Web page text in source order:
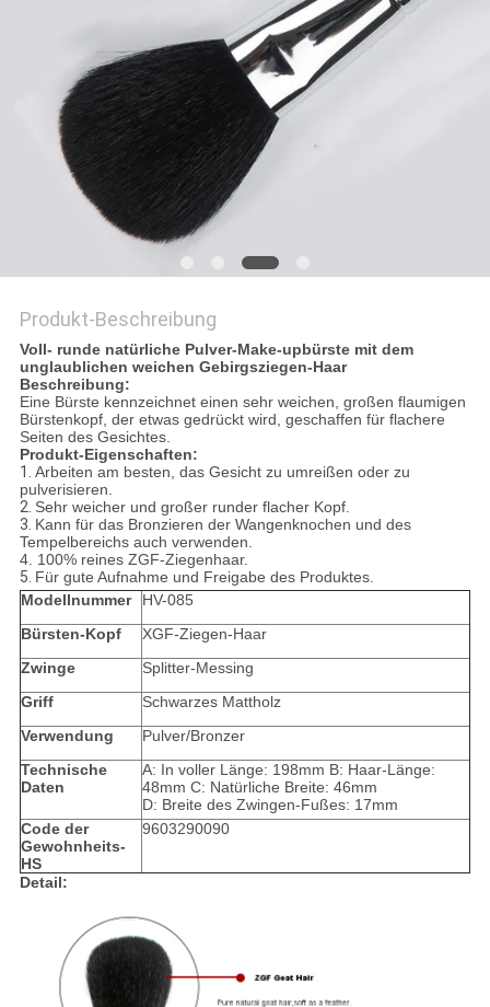
Produkt-Beschreibung
Voll- runde natürliche Pulver-Make-upbürste mit dem
unglaublichen weichen Gebirgsziegen-Haar
Beschreibung:
Eine Bürste kennzeichnet einen sehr weichen, großen flaumigen
Bürstenkopf, der etwas gedrückt wird, geschaffen für flachere
Seiten des Gesichtes.
Produkt-Eigenschaften:
1. Arbeiten am besten, das Gesicht zu umreißen oder zu
pulverisieren.
2. Sehr weicher und großer runder flacher Kopf.
3. Kann für das Bronzieren der Wangenknochen und des
Tempelbereichs auch verwenden.
4. 100% reines ZGF-Ziegenhaar.
5. Für gute Aufnahme und Freigabe des Produktes.
Modellnummer
HV-085
Bürsten-Kopf
XGF-Ziegen-Haar
Zwinge
Splitter-Messing
Griff
Schwarzes Mattholz
Verwendung
Pulver/Bronzer
Technische
Daten
A: In voller Länge: 198mm B: Haar-Länge:
48mm C: Natürliche Breite: 46mm
D: Breite des Zwingen-Fußes: 17mm
Code der
Gewohnheits-
HS
9603290090
Detail: